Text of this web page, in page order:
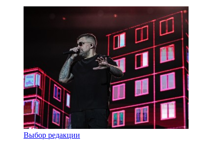
Выбор редакции